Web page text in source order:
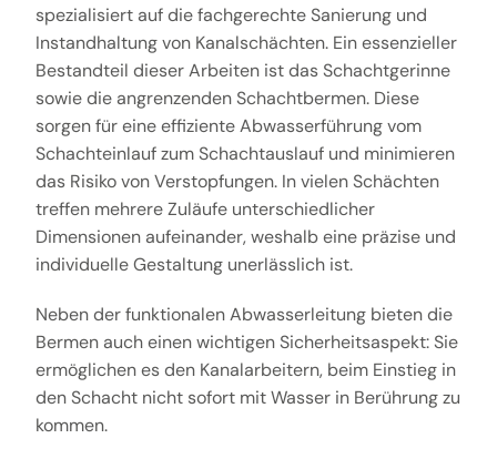
spezialisiert auf die fachgerechte Sanierung und
Instandhaltung von Kanalschächten. Ein essenzieller
Bestandteil dieser Arbeiten ist das Schachtgerinne
sowie die angrenzenden Schachtbermen. Diese
sorgen für eine effiziente Abwasserführung vom
Schachteinlauf zum Schachtauslauf und minimieren
das Risiko von Verstopfungen. In vielen Schächten
treffen mehrere Zuläufe unterschiedlicher
Dimensionen aufeinander, weshalb eine präzise und
individuelle Gestaltung unerlässlich ist.
Neben der funktionalen Abwasserleitung bieten die
Bermen auch einen wichtigen Sicherheitsaspekt: Sie
ermöglichen es den Kanalarbeitern, beim Einstieg in
den Schacht nicht sofort mit Wasser in Berührung zu
kommen.